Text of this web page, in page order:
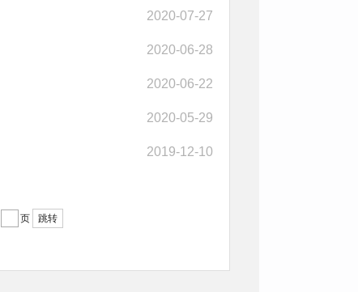
2020-07-27
2020-06-28
2020-06-22
2020-05-29
2019-12-10
页 跳转